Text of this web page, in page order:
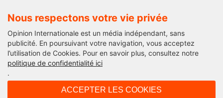
Nous respectons votre vie privée
Opinion Internationale est un média indépendant, sans
publicité. En poursuivant votre navigation, vous acceptez
l’utilisation de Cookies. Pour en savoir plus, consultez notre
politique de confidentialité ici
.
ACCEPTER LES COOKIES
Edito